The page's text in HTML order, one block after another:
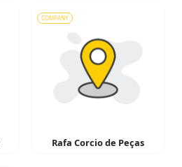
COMPANY
Rafa Corcio de Peças